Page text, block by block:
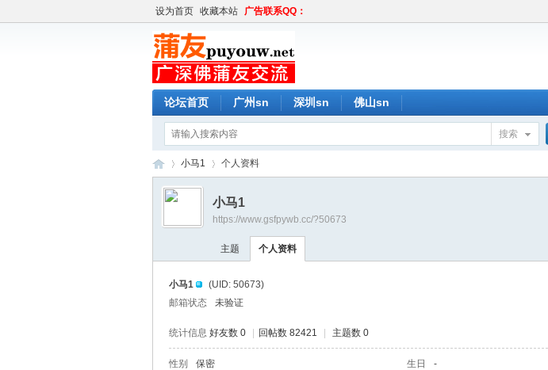
设为首页 收藏本站 广告联系QQ：
论坛首页 广州sn 深圳sn 佛山sn
搜索
›
小马1 个人资料
小马1
https://www.gsfpywb.cc/?50673
主题 个人资料
小马1
(UID: 50673)
邮箱状态
未验证
统计信息 好友数 0 回帖数 82421 主题数 0
性别 保密 生日 -